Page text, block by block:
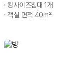
모아에서 어떻게 하나요?
선택하면 제주도 렌트카
·킹사이즈침대 1개
·객실 면적 40m²